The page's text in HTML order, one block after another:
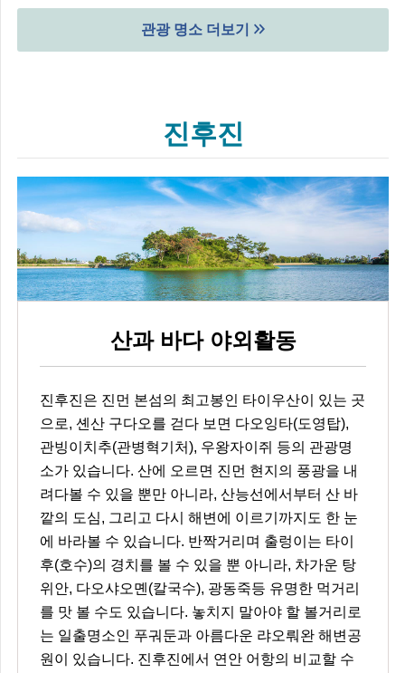
관광 명소 더보기
진후진
산과 바다 야외활동
진후진은 진먼 본섬의 최고봉인 타이우산이 있는 곳
으로, 셴산 구다오를 걷다 보면 다오잉타(도영탑),
관빙이치추(관병혁기처), 우왕자이쥐 등의 관광명
소가 있습니다. 산에 오르면 진먼 현지의 풍광을 내
려다볼 수 있을 뿐만 아니라, 산능선에서부터 산 바
깥의 도심, 그리고 다시 해변에 이르기까지도 한 눈
에 바라볼 수 있습니다. 반짝거리며 출렁이는 타이
후(호수)의 경치를 볼 수 있을 뿐 아니라, 차가운 탕
위안, 다오샤오몐(칼국수), 광동죽등 유명한 먹거리
를 맛 볼 수도 있습니다. 놓치지 말아야 할 볼거리로
는 일출명소인 푸궈둔과 아름다운 랴오뤄완 해변공
원이 있습니다. 진후진에서 연안 어항의 비교할 수